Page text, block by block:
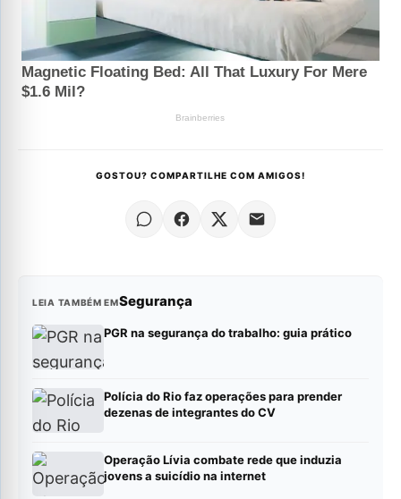
GOSTOU? COMPARTILHE COM AMIGOS!
LEIA TAMBÉM EMSegurança
PGR na segurança do trabalho: guia prático
Polícia do Rio faz operações para prender
dezenas de integrantes do CV
Operação Lívia combate rede que induzia
jovens a suicídio na internet